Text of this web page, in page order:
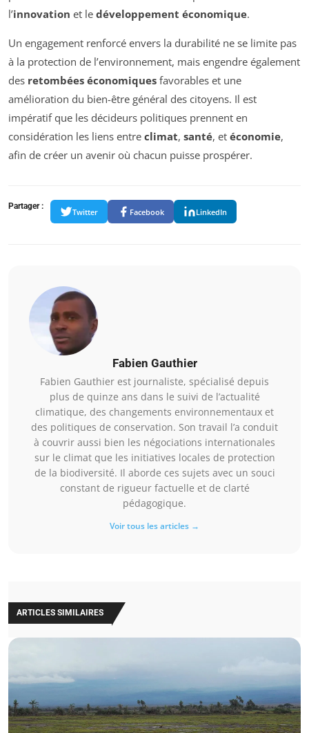
l’innovation et le développement économique.
Un engagement renforcé envers la durabilité ne se limite pas
à la protection de l’environnement, mais engendre également
des retombées économiques favorables et une
amélioration du bien-être général des citoyens. Il est
impératif que les décideurs politiques prennent en
considération les liens entre climat, santé, et économie,
afin de créer un avenir où chacun puisse prospérer.
Partager :
Twitter Facebook LinkedIn
Fabien Gauthier
Fabien Gauthier est journaliste, spécialisé depuis
plus de quinze ans dans le suivi de l’actualité
climatique, des changements environnementaux et
des politiques de conservation. Son travail l’a conduit
à couvrir aussi bien les négociations internationales
sur le climat que les initiatives locales de protection
de la biodiversité. Il aborde ces sujets avec un souci
constant de rigueur factuelle et de clarté
pédagogique.
Voir tous les articles →
ARTICLES SIMILAIRES